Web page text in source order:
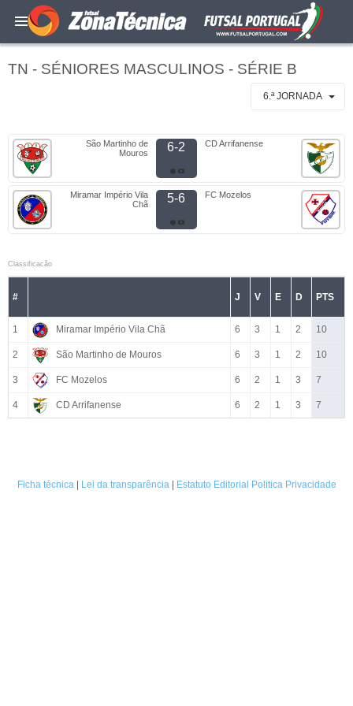
TN - SÉNIORES MASCULINOS - SÉRIE B
6.ª JORNADA
São Martinho de
Mouros
6-2 CD Arrifanense
Miramar Império Vila
Chã
5-6 FC Mozelos
Classificacão
# J V E D PTS
1 Miramar Império Vila Chã 6 3 1 2 10
2 São Martinho de Mouros 6 3 1 2 10
3 FC Mozelos 6 2 1 3 7
4 CD Arrifanense 6 2 1 3 7
Ficha técnica| Lei da transparência| Estatuto Editorial Politica Privacidade